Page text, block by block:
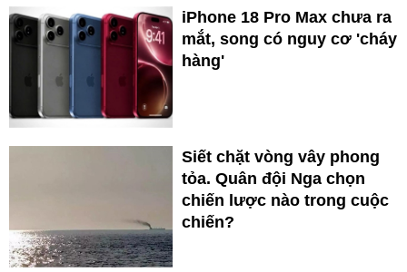
iPhone 18 Pro Max chưa ra
mắt, song có nguy cơ 'cháy
hàng'
Siết chặt vòng vây phong
tỏa. Quân đội Nga chọn
chiến lược nào trong cuộc
chiến?